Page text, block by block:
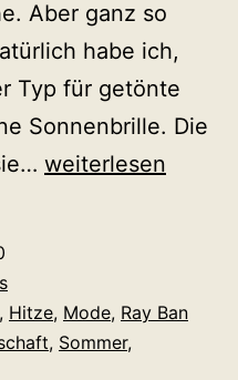
Aber ganz so
habe ich,
Typ für getönte
Sonnenbrille. Die
Warum
her
muss!
weiterlesen
, Hitze, Mode, Ray Ban
, Sommer,